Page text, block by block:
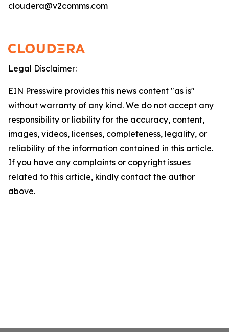
cloudera@v2comms.com
Legal Disclaimer:
EIN Presswire provides this news content "as is"
without warranty of any kind. We do not accept any
responsibility or liability for the accuracy, content,
images, videos, licenses, completeness, legality, or
reliability of the information contained in this article.
If you have any complaints or copyright issues
related to this article, kindly contact the author
above.